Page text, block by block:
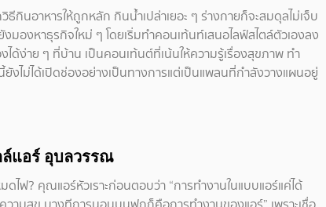
นอาหารให้ถูกหลัก กินน้ำเปล่าเยอะ ๆ ร่างกายก็จะสมดุลไม่เจ็บ
มองหาธุรกิจใหม่ ๆ โดยเริ่มทำคอนเท้นท์เสนอไลฟ์สไตล์ตัวเองลง
งได้ง่าย ๆ ที่บ้าน เป็นคอนเท้นต์ที่เน้นให้ความรู้เรื่องสุขภาพ ทำ
ไม่ได้เปิดช่องอย่างเป็นทางการแต่เป็นแพลนที่กำลังวางแผนอยู่
ล์แอร์ อุบลวรรณ
ไฟ? คุณแอร์หัวเราะก่อนตอบว่า “การทำงานในแบบแอร์แค่ได้